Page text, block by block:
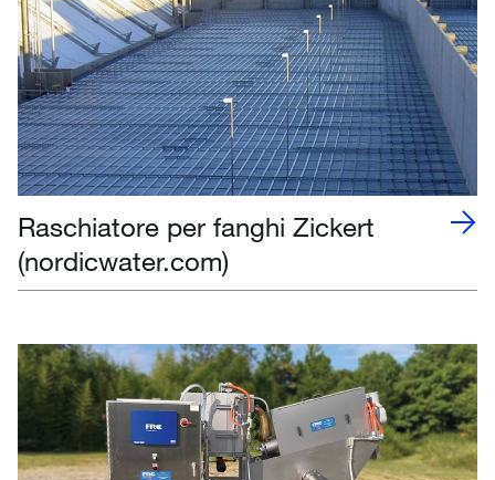
Raschiatore per fanghi Zickert
(nordicwater.com)